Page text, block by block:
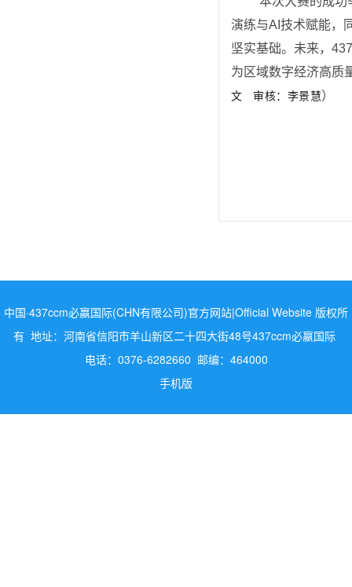
演练与AI技术赋能，
坚实基础。未来，
为区域数字经济高质
文 审核：李景慧）
中国·437ccm必赢国际(CHN有限公司)官方网站|Official Website 版权所
有 地址：河南省信阳市羊山新区二十四大街48号437ccm必嬴国际
电话：0376-6282660 邮编：464000
手机版